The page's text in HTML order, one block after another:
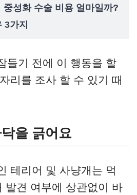
중성화 수술 비용 얼마일까?
3가지
들기 전에 이 행동을 할
리를 조사 할 수 있기 때
을 긁어요
테리어 및 사냥개는 먹
발견 여부에 상관없이 바